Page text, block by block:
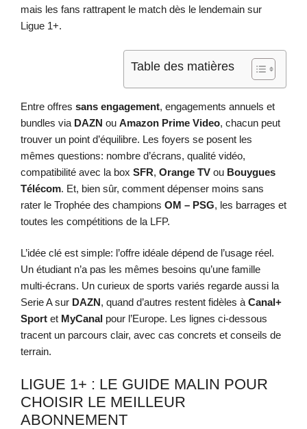
mais les fans rattrapent le match dès le lendemain sur
Ligue 1+.
Table des matières
Entre offres sans engagement, engagements annuels et
bundles via DAZN ou Amazon Prime Video, chacun peut
trouver un point d’équilibre. Les foyers se posent les
mêmes questions: nombre d’écrans, qualité vidéo,
compatibilité avec la box SFR, Orange TV ou Bouygues
Télécom. Et, bien sûr, comment dépenser moins sans
rater le Trophée des champions OM – PSG, les barrages et
toutes les compétitions de la LFP.
L’idée clé est simple: l’offre idéale dépend de l’usage réel.
Un étudiant n’a pas les mêmes besoins qu’une famille
multi-écrans. Un curieux de sports variés regarde aussi la
Serie A sur DAZN, quand d’autres restent fidèles à Canal+
Sport et MyCanal pour l’Europe. Les lignes ci-dessous
tracent un parcours clair, avec cas concrets et conseils de
terrain.
LIGUE 1+ : LE GUIDE MALIN POUR
CHOISIR LE MEILLEUR
ABONNEMENT